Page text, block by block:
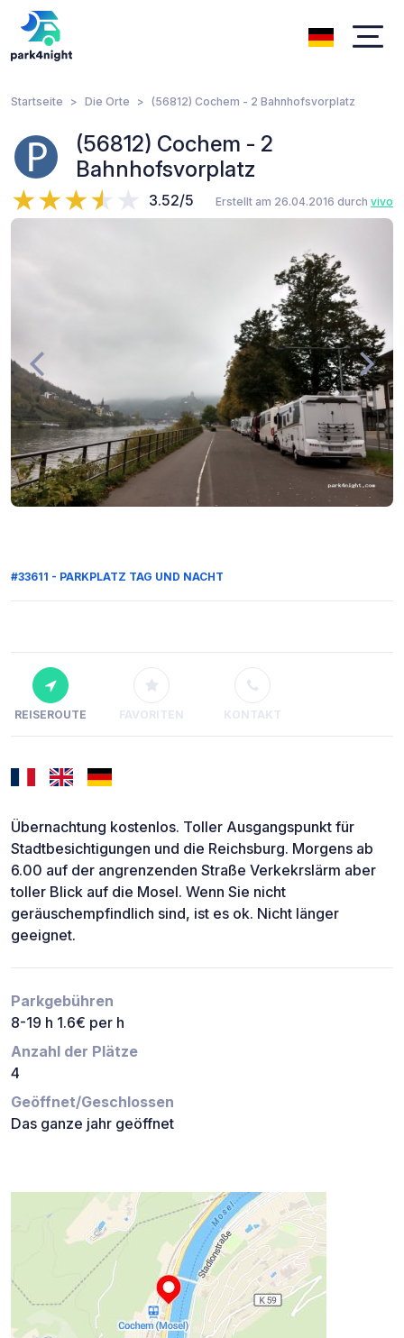
Startseite Die Orte (56812) Cochem - 2 Bahnhofsvorplatz
(56812) Cochem - 2
Bahnhofsvorplatz
3.52/5 Erstellt am 26.04.2016 durch vivo
#33611 - PARKPLATZ TAG UND NACHT
REISEROUTE FAVORITEN KONTAKT
Übernachtung kostenlos. Toller Ausgangspunkt für
Stadtbesichtigungen und die Reichsburg. Morgens ab
6.00 auf der angrenzenden Straße Verkekrslärm aber
toller Blick auf die Mosel. Wenn Sie nicht
geräuschempfindlich sind, ist es ok. Nicht länger
geeignet.
Parkgebühren
8-19 h 1.6€ per h
Anzahl der Plätze
4
Geöffnet/Geschlossen
Das ganze jahr geöffnet